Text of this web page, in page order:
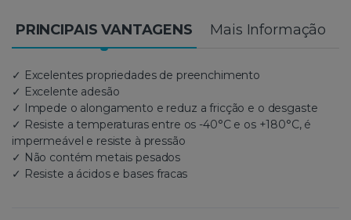
PRINCIPAIS VANTAGENS Mais Informação
✓ Excelentes propriedades de preenchimento
✓ Excelente adesão
✓ Impede o alongamento e reduz a fricção e o desgaste
✓ Resiste a temperaturas entre os -40°C e os +180°C, é
impermeável e resiste à pressão
✓ Não contém metais pesados
✓ Resiste a ácidos e bases fracas